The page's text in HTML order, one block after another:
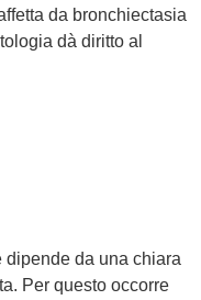
da bronchiectasia
dà diritto al
dipende da una chiara
Per questo occorre